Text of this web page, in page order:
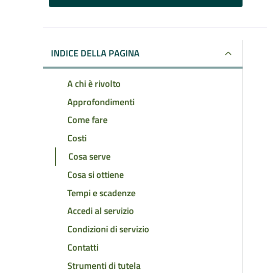
INDICE DELLA PAGINA
A chi è rivolto
Approfondimenti
Come fare
Costi
Cosa serve
Cosa si ottiene
Tempi e scadenze
Accedi al servizio
Condizioni di servizio
Contatti
Strumenti di tutela